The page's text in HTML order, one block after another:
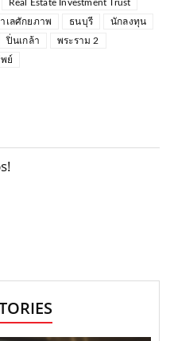
Real Estate Investment Trust
เลศักยภาพ ธนบุรี
นักลงทุน
ปิ่นเกล้า
พระราม 2
ย์